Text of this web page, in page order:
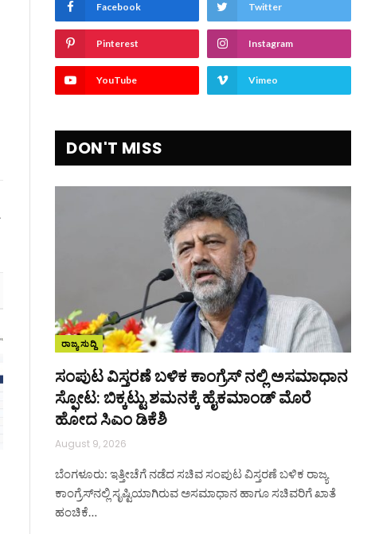
Website
Facebook Twitter
Pinterest Instagram
YouTube Vimeo
DON'T MISS
ರಾಜ್ಯ ಸುದ್ದಿ
ಸಂಪುಟ ವಿಸ್ತರಣೆ ಬಳಿಕ ಕಾಂಗ್ರೆಸ್‌ ನಲ್ಲಿ ಅಸಮಾಧಾನ
ಸ್ಫೋಟ: ಬಿಕ್ಕಟ್ಟು ಶಮನಕ್ಕೆ ಹೈಕಮಾಂಡ್‌ ಮೊರೆ
ಹೋದ ಸಿಎಂ ಡಿಕೆಶಿ
August 9, 2026
ಬೆಂಗಳೂರು: ಇತ್ತೀಚೆಗೆ ನಡೆದ ಸಚಿವ ಸಂಪುಟ ವಿಸ್ತರಣೆ ಬಳಿಕ ರಾಜ್ಯ
ಕಾಂಗ್ರೆಸ್‌ನಲ್ಲಿ ಸೃಷ್ಟಿಯಾಗಿರುವ ಅಸಮಾಧಾನ ಹಾಗೂ ಸಚಿವರಿಗೆ ಖಾತೆ
ಹಂಚಿಕೆ…